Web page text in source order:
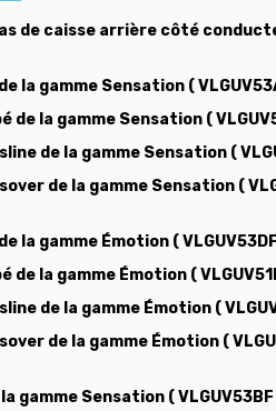
de caisse arrière côté
la gamme Sensation (
de la gamme Sensation (
de la gamme Sensation (
de la gamme Sensation (
la gamme Émotion (
de la gamme Émotion (
de la gamme Émotion (
de la gamme Émotion (
gamme Sensation (